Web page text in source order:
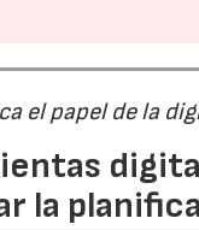
el papel de la
la